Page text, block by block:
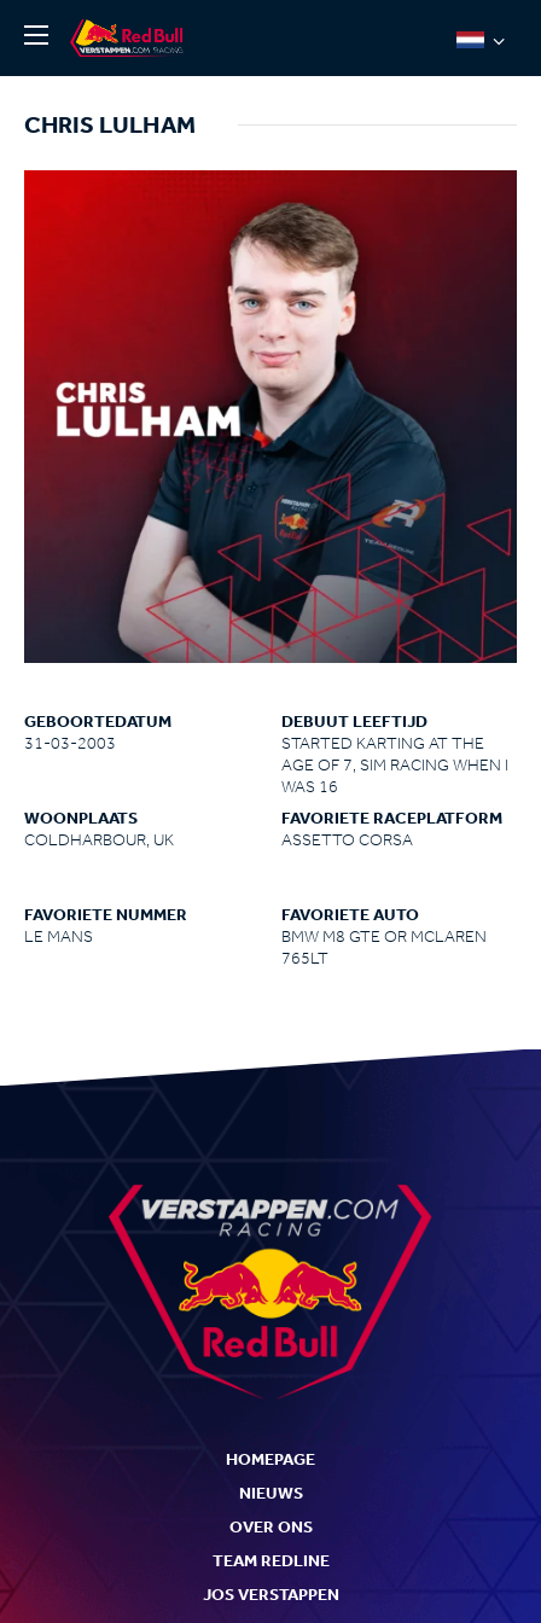
Over ons
Thierry Vermeulen
Shop
Tickets
CHRIS LULHAM
GEBOORTEDATUM
31-03-2003
DEBUUT LEEFTIJD
STARTED KARTING AT THE
AGE OF 7, SIM RACING WHEN I
WAS 16
WOONPLAATS
COLDHARBOUR, UK
FAVORIETE RACEPLATFORM
ASSETTO CORSA
FAVORIETE NUMMER
LE MANS
FAVORIETE AUTO
BMW M8 GTE OR MCLAREN
765LT
HOMEPAGE
NIEUWS
OVER ONS
TEAM REDLINE
JOS VERSTAPPEN